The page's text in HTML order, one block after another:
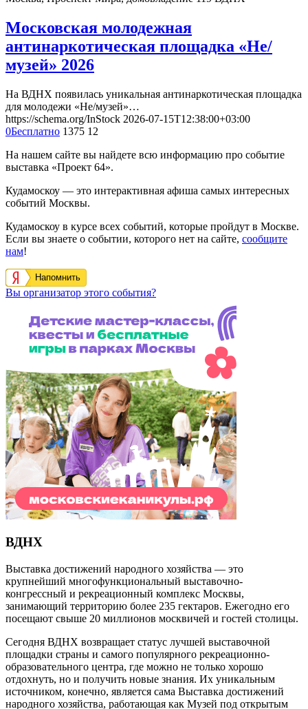
Московская молодежная
антинаркотическая площадка «Не/
музей» 2026
На ВДНХ появилась уникальная антинаркотическая площадка
для молодежи «Не/музей»…
https://schema.org/InStock 2026-07-15T12:38:00+03:00
0Бесплатно 1375 12
На нашем сайте вы найдете всю информацию про событие
выставка «Проект 64».
Кудамоскоу — это интерактивная афиша самых интересных
событий Москвы.
Кудамоскоу в курсе всех событий, которые пройдут в Москве.
Если вы знаете о событии, которого нет на сайте, сообщите
нам!
Напомнить
Вы организатор этого события?
ВДНХ
Выставка достижений народного хозяйства — это
крупнейший многофункциональный выставочно-
конгрессный и рекреационный комплекс Москвы,
занимающий территорию более 235 гектаров. Ежегодно его
посещают свыше 20 миллионов москвичей и гостей столицы.
Сегодня ВДНХ возвращает статус лучшей выставочной
площадки страны и самого популярного рекреационно-
образовательного центра, где можно не только хорошо
отдохнуть, но и получить новые знания. Их уникальным
источником, конечно, является сама Выставка достижений
народного хозяйства, работающая как Музей под открытым